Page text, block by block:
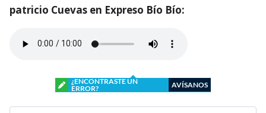
patricio Cuevas en Expreso Bío Bío:
¿ENCONTRASTE UN
ERROR?
AVÍSANOS